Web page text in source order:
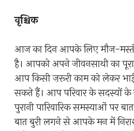
वृश्चिक
आज का दिन आपके लिए मौज-
है। आपको अपने जीवनसाथी का
आप किसी ज़रूरी काम को लेकर
सकते हैं। आप परिवार के सदस्यों
पुरानी पारिवारिक समस्याओं पर
बात बुरी लगने से आपके मन में